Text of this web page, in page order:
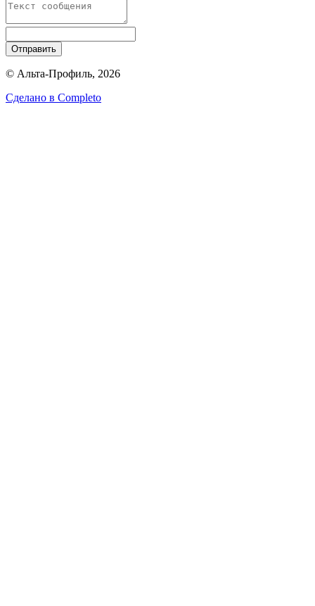
Отправить
© Альта-Профиль, 2026
Сделано в Completo